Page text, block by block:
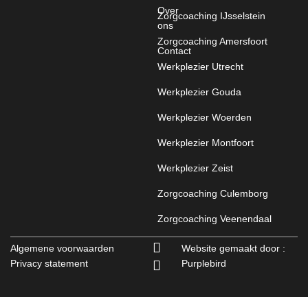
Over
ons
Contact
Zorgcoaching IJsselstein
Zorgcoaching Amersfoort
Werkplezier Utrecht
Werkplezier Gouda
Werkplezier Woerden
Werkplezier Montfoort
Werkplezier Zeist
Zorgcoaching Culemborg
Zorgcoaching Veenendaal
Algemene voorwaarden
Privacy statement
Website gemaakt door :
Purplebird